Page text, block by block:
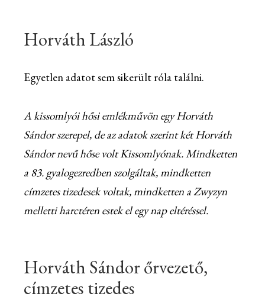
Horváth László
Egyetlen adatot sem sikerült róla találni.
A kissomlyói hősi emlékművön egy Horváth
Sándor szerepel, de az adatok szerint két Horváth
Sándor nevű hőse volt Kissomlyónak. Mindketten
a 83. gyalogezredben szolgáltak, mindketten
címzetes tizedesek voltak, mindketten a Zwyzyn
melletti harctéren estek el egy nap eltéréssel.
Horváth Sándor őrvezető,
címzetes tizedes